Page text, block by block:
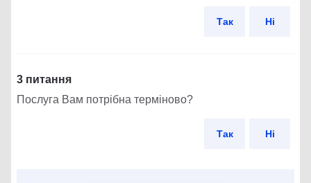
Так Ні
3 питання
Послуга Вам потрібна терміново?
Так Ні